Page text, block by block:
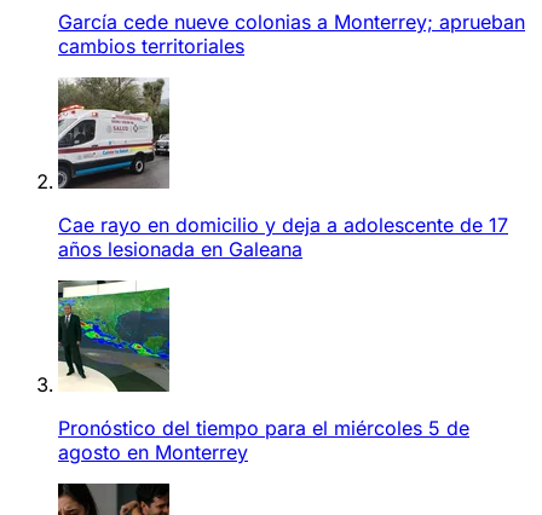
García cede nueve colonias a Monterrey; aprueban
cambios territoriales
Cae rayo en domicilio y deja a adolescente de 17
años lesionada en Galeana
Pronóstico del tiempo para el miércoles 5 de
agosto en Monterrey